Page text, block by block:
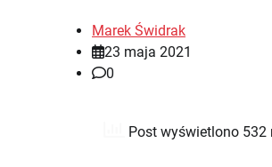
Marek Świdrak
23 maja 2021
0
Post wyświetlono 532